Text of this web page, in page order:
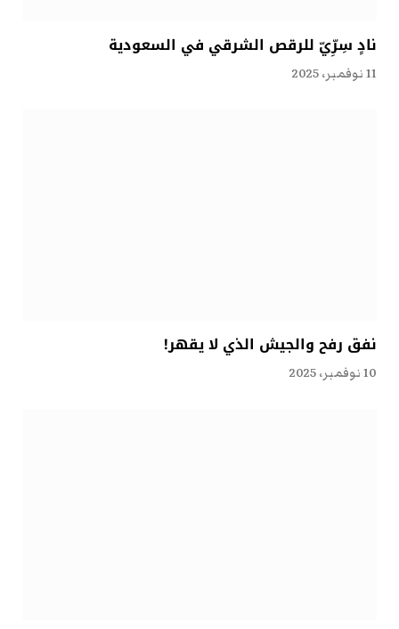
نادٍ سِرِّيّ للرقص الشرقي في السعودية
11 نوفمبر، 2025
نفق رفح والجيش الذي لا يقهر!
10 نوفمبر، 2025